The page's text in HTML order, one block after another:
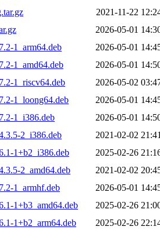
2021-11-22
2026-05-01
1_arm64.deb
2026-05-01
1_amd64.deb
2026-05-01
1_riscv64.deb
2026-05-02
1_loong64.deb
2026-05-01
1_i386.deb
2026-05-01
2_i386.deb
2021-02-02
1+b2_i386.deb
2025-02-26
2_amd64.deb
2021-02-02
1_armhf.deb
2026-05-01
1+b3_amd64.deb
2025-02-26
1+b2_arm64.deb
2025-02-26